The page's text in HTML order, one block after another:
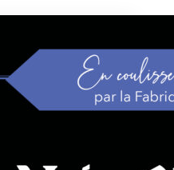
Je)
carrière accepte,
jouer le
rendez-vous, il
longtemps. Non